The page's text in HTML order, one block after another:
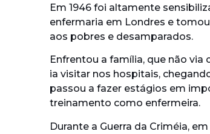
Em 1946 foi altamente
enfermaria em Londres e
aos pobres e desamparados.
Enfrentou a família, que não
ia visitar nos hospitais,
passou a fazer estágios em
treinamento como enfermeira.
Durante a Guerra da Criméia,